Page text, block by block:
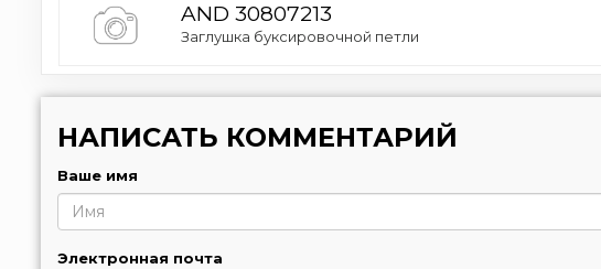
AND 30807213
Заглушка буксировочной петли
НАПИСАТЬ КОММЕНТАРИЙ
Ваше имя
Электронная почта